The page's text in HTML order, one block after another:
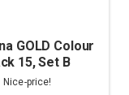
GOLD Colour
15, Set B
Nice-price!